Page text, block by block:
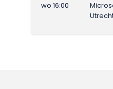
wo 16:00